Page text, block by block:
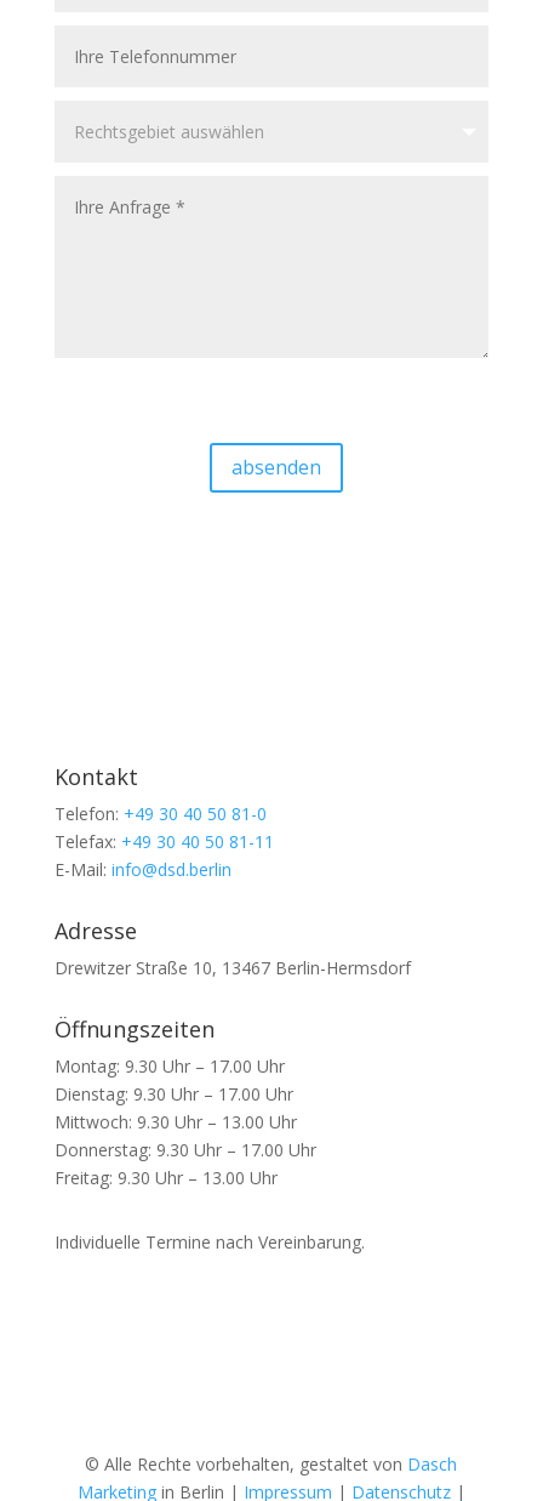
absenden
Kontakt
Telefon: +49 30 40 50 81-0
Telefax: +49 30 40 50 81-11
E-Mail: info@dsd.berlin
Adresse
Drewitzer Straße 10, 13467 Berlin-Hermsdorf
Öffnungszeiten
Montag: 9.30 Uhr – 17.00 Uhr
Dienstag: 9.30 Uhr – 17.00 Uhr
Mittwoch: 9.30 Uhr – 13.00 Uhr
Donnerstag: 9.30 Uhr – 17.00 Uhr
Freitag: 9.30 Uhr – 13.00 Uhr
Individuelle Termine nach Vereinbarung.
© Alle Rechte vorbehalten, gestaltet von Dasch
Marketingin Berlin | Impressum | Datenschutz|